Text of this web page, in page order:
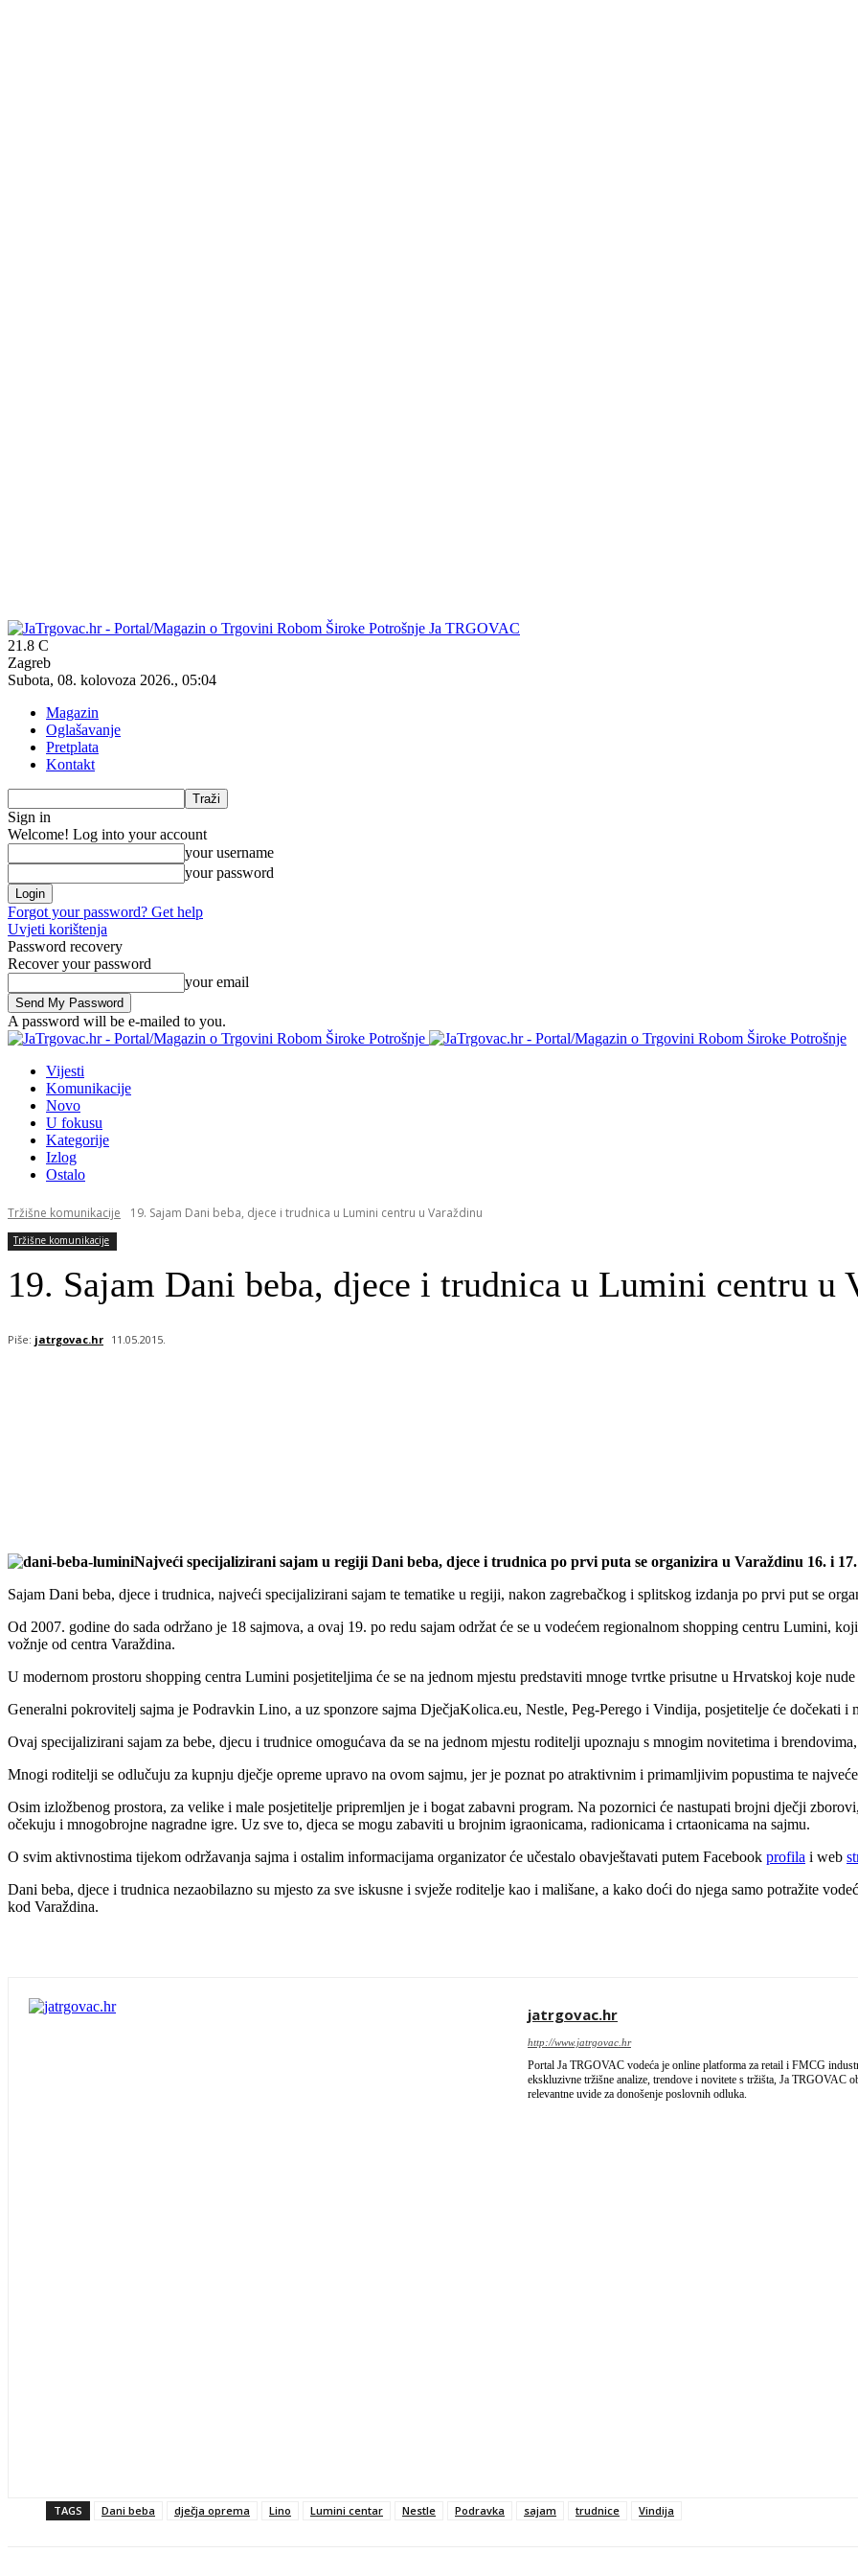
Ja TRGOVAC
21.8 C
Zagreb
Subota, 08. kolovoza 2026., 05:04
Magazin
Oglašavanje
Pretplata
Kontakt
Sign in
Welcome! Log into your account
your username
your password
Forgot your password? Get help
Uvjeti korištenja
Password recovery
Recover your password
your email
A password will be e-mailed to you.
Vijesti
Komunikacije
Novo
U fokusu
Kategorije
Izlog
Ostalo
Tržišne komunikacije 19. Sajam Dani beba, djece i trudnica u Lumini centru u Varaždinu
Tržišne komunikacije
19. Sajam Dani beba, djece i trudnica u Lumini centru u
Piše: jatrgovac.hr 11.05.2015.
Najveći specijalizirani sajam u regiji Dani beba, djece i trudnica po prvi puta se organizira u Varaždinu 16. i
Sajam Dani beba, djece i trudnica, najveći specijalizirani sajam te tematike u regiji, nakon zagrebačkog i splitskog izdanja po prvi put se
Od 2007. godine do sada održano je 18 sajmova, a ovaj 19. po redu sajam održat će se u vodećem regionalnom shopping centru Lumini,
vožnje od centra Varaždina.
U modernom prostoru shopping centra Lumini posjetiteljima će se na jednom mjestu predstaviti mnoge tvrtke prisutne u Hrvatskoj koje
Generalni pokrovitelj sajma je Podravkin Lino, a uz sponzore sajma DječjaKolica.eu, Nestle, Peg-Perego i Vindija, posjetitelje će dočekati
Ovaj specijalizirani sajam za bebe, djecu i trudnice omogućava da se na jednom mjestu roditelji upoznaju s mnogim novitetima i
Mnogi roditelji se odlučuju za kupnju dječje opreme upravo na ovom sajmu, jer je poznat po atraktivnim i primamljivim popustima te
Osim izložbenog prostora, za velike i male posjetitelje pripremljen je i bogat zabavni program. Na pozornici će nastupati brojni dječji
očekuju i mnogobrojne nagradne igre. Uz sve to, djeca se mogu zabaviti u brojnim igraonicama, radionicama i crtaonicama na sajmu.
O svim aktivnostima tijekom održavanja sajma i ostalim informacijama organizator će učestalo obavještavati putem Facebook profila i web
Dani beba, djece i trudnica nezaobilazno su mjesto za sve iskusne i svježe roditelje kao i mališane, a kako doći do njega samo potražite
kod Varaždina.
jatrgovac.hr
http://www.jatrgovac.hr
Portal Ja TRGOVAC vodeća je online platforma za retail i FMCG
ekskluzivne tržišne analize, trendove i novitete s tržišta, Ja
relevantne uvide za donošenje poslovnih odluka.
TAGS Dani beba dječja oprema Lino Lumini centar Nestle Podravka sajam trudnice Vindija